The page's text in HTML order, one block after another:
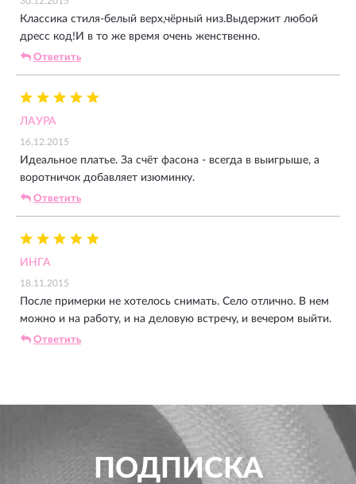
Классика стиля-белый верх,чёрный низ.Выдержит любой
дресс код!И в то же время очень женственно.
Ответить
ЛАУРА
16.12.2015
Идеальное платье. За счёт фасона - всегда в выигрыше, а
воротничок добавляет изюминку.
Ответить
ИНГА
18.11.2015
После примерки не хотелось снимать. Село отлично. В нем
можно и на работу, и на деловую встречу, и вечером выйти.
Ответить
ПОДПИСКА